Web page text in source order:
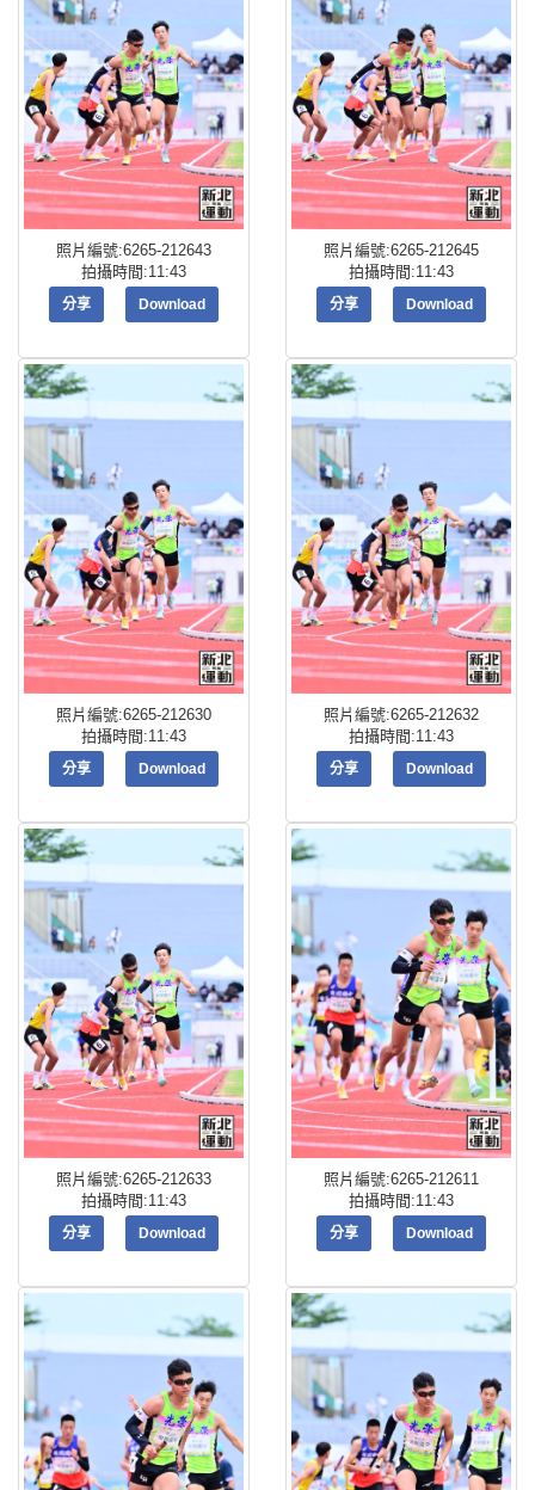
照片編號:6265-212643
拍攝時間:11:43
分享 Download
照片編號:6265-212645
拍攝時間:11:43
分享 Download
照片編號:6265-212630
拍攝時間:11:43
分享 Download
照片編號:6265-212632
拍攝時間:11:43
分享 Download
照片編號:6265-212633
拍攝時間:11:43
分享 Download
照片編號:6265-212611
拍攝時間:11:43
分享 Download